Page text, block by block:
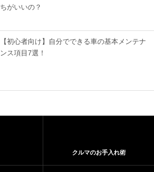
ちがいいの？
【初心者向け】自分でできる車の基本メンテナ
ンス項目7選！
クルマのお手入れ術